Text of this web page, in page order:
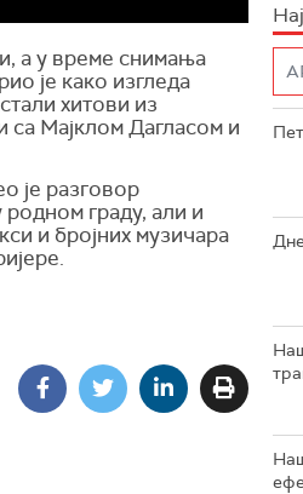
а у време снимања
је како изгледа
хитови из
са Мајклом Дагласом и
је разговор
граду, али и
и бројних музичара